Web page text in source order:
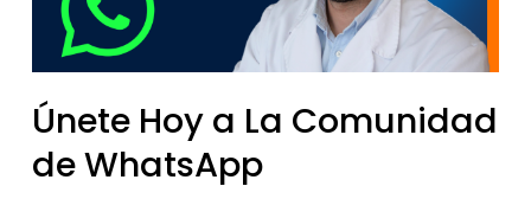
Únete Hoy a La Comunidad
de WhatsApp
El cuidado de las pieles atópicas es otra de
nuestras líneas de investigación.